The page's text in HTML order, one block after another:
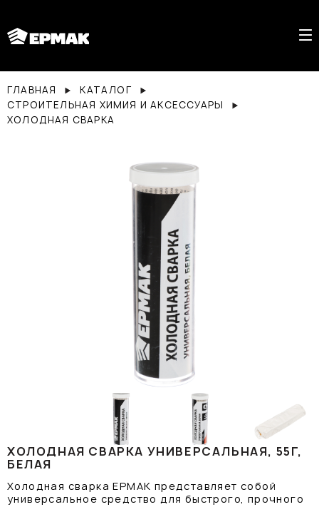
ГЛАВНАЯ
КАТАЛОГ
СТРОИТЕЛЬНАЯ ХИМИЯ И АКСЕССУАРЫ
ХОЛОДНАЯ СВАРКА
ХОЛОДНАЯ СВАРКА УНИВЕРСАЛЬНАЯ, 55Г,
БЕЛАЯ
Холодная сварка ЕРМАК представляет собой
универсальное средство для быстрого, прочного